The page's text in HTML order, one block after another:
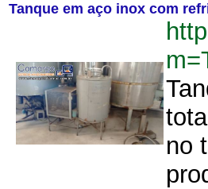
Tanque em aço inox com
no